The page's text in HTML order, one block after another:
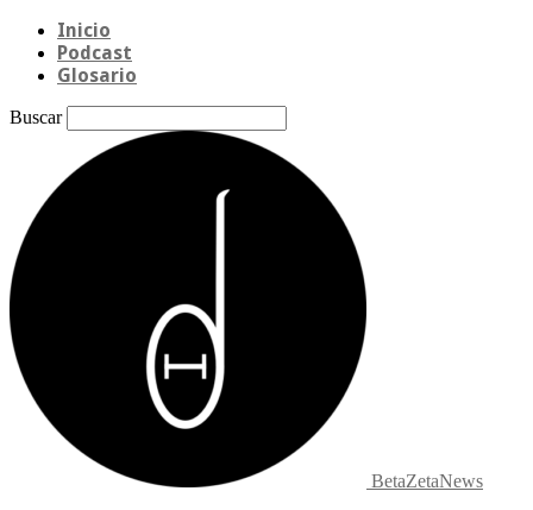
Inicio
Podcast
Glosario
Buscar
BetaZetaNews